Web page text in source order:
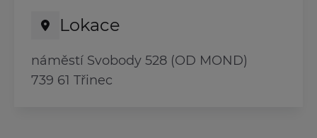
Lokace
náměstí Svobody 528 (OD MOND)
739 61 Třinec